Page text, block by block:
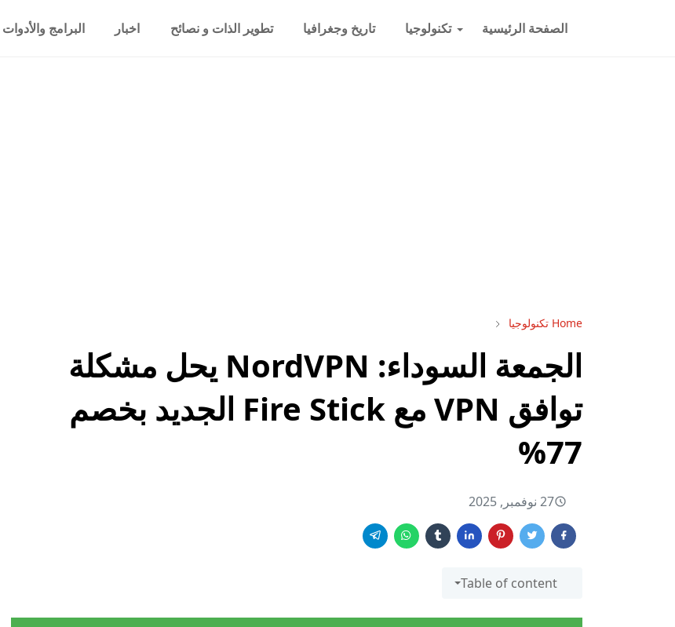
الصفحة الرئيسية تكنولوجيا تاريخ وجغرافيا تطوير الذات و نصائح اخبار البرامج والأدوات
Home تكنولوجيا
الجمعة السوداء: NordVPN يحل مشكلة
توافق VPN مع Fire Stick الجديد بخصم
77%
27 نوفمبر, 2025
Table of content